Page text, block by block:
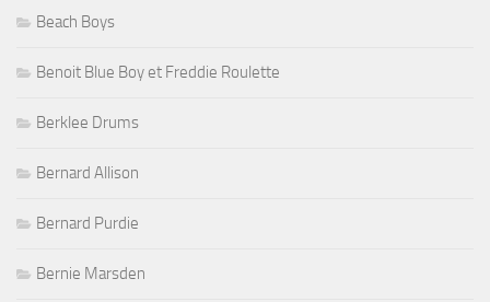
Beach Boys
Benoit Blue Boy et Freddie Roulette
Berklee Drums
Bernard Allison
Bernard Purdie
Bernie Marsden